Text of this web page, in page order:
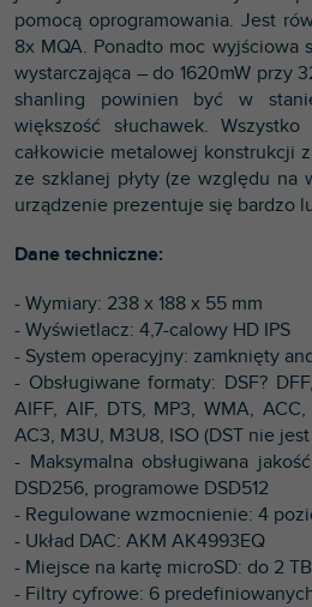
pomocą oprogramowania. Jest
8x MQA. Ponadto moc wyjściowa
wystarczająca – do 1620mW przy
shanling powinien być w
większość słuchawek.
całkowicie metalowej konstrukcji
ze szklanej płyty (ze względu na
urządzenie prezentuje się bardzo
Dane techniczne:
- Wymiary: 238 x 188 x 55 mm
- Wyświetlacz: 4,7-calowy HD IPS
- System operacyjny: zamknięty
- Obsługiwane formaty: DSF?
AIFF, AIF, DTS, MP3, WMA,
AC3, M3U, M3U8, ISO (DST nie
- Maksymalna obsługiwana
DSD256, programowe DSD512
- Regulowane wzmocnienie: 4
- Układ DAC: AKM AK4993EQ
- Miejsce na kartę microSD: do 2 TB
- Filtry cyfrowe: 6